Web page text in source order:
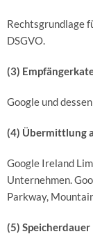
Rechtsgrundlage
DSGVO.
(3)
Google und
(4) Übermittlung
Google Ireland
Unternehmen.
Parkway,
(5) Speicherdauer